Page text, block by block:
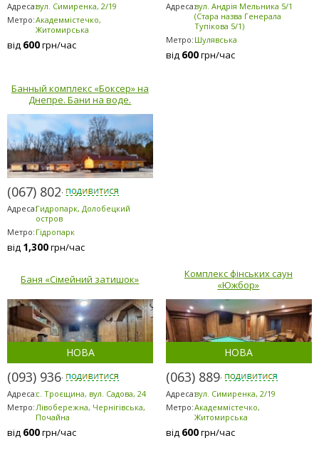
Адреса:вул. Симиренка, 2/19
Метро:Академмістечко,
Житомирська
від 600грн/час
Адреса:вул. Андрія Мельника 5/1
(Стара назва Генерала
Тупікова 5/1)
Метро: Шулявська
від 600грн/час
Банный комплекс «Боксер» на
Днепре. Бани на воде.
(067) 802-6898
Адреса:Гидропарк, Долобецкий
остров
Метро: Гідропарк
від 1,300грн/час
Баня «Сімейний затишок»
НОВА
(093) 936-7869
Адреса:с. Троєщина, вул. Садова, 24
Метро: Лівобережна, Чернігівська,
Почайна
від 600грн/час
Комплекс фінських саун
«Южбор»
НОВА
(063) 889-6200
Адреса:вул. Симиренка, 2/19
Метро:Академмістечко,
Житомирська
від 600грн/час